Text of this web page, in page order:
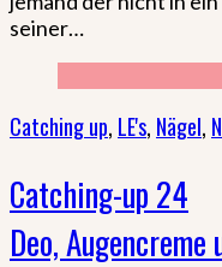
seiner…
Catching up, LE's, Nägel,
Catching-up 24
Deo,